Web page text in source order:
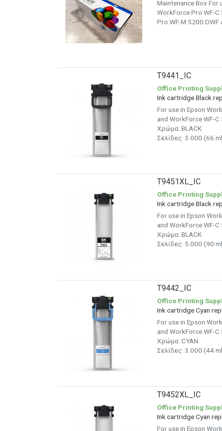
Maintenance Box For
WorkForce Pro WF-C
Pro WF-M 5200 DWF
T9441_IC
Office Printing
Ink cartridge Black
For use in Epson
and WorkForce WF-
Χρώμα: BLACK
Σελίδες: 3.000 (66
T9451XL_IC
Office Printing
Ink cartridge Black
For use in Epson
and WorkForce WF-
Χρώμα: BLACK
Σελίδες: 5.000 (90
T9442_IC
Office Printing
Ink cartridge Cyan
For use in Epson
and WorkForce WF-
Χρώμα: CYAN
Σελίδες: 3.000 (44
T9452XL_IC
Office Printing
Ink cartridge Cyan
For use in Epson